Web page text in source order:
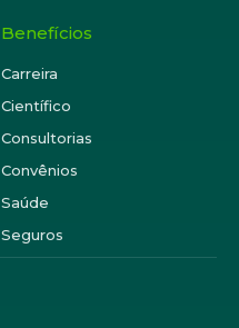
Benefícios
Carreira
Científico
Consultorias
Convênios
Saúde
Seguros